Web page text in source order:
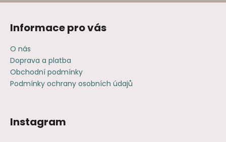
Informace pro vás
O nás
Doprava a platba
Obchodní podmínky
Podmínky ochrany osobních údajů
Instagram